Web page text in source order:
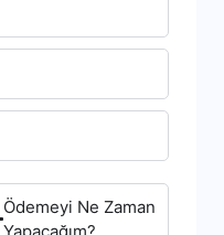
Ödemeyi Ne Zaman
Yapacağım?